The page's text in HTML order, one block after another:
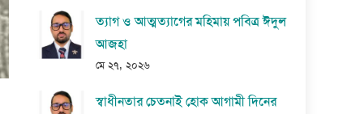
ত্যাগ ও আত্মত্যাগের মহিমায় পবিত্র ঈদুল
আজহা
মে ২৭, ২০২৬
স্বাধীনতার চেতনাই হোক আগামী দিনের